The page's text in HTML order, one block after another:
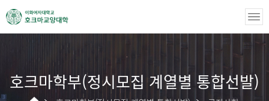
호크마학부(정시모집 계열별 통합선발)